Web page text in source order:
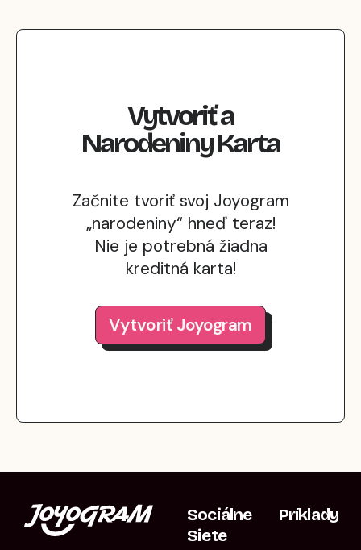
Vytvoriťa
NarodeninyKarta
Začnite tvoriť svoj Joyogram
„narodeniny“ hneď teraz!
Nie je potrebná žiadna
kreditná karta!
Vytvoriť Joyogram
Sociálne
Siete
Príklady